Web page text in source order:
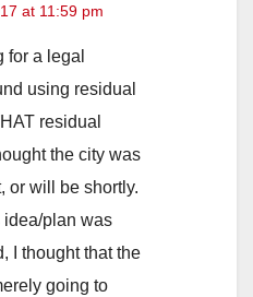
at 11:59 pm
for a legal
using residual
residual
the city was
or will be shortly.
idea/plan was
I thought that the
going to